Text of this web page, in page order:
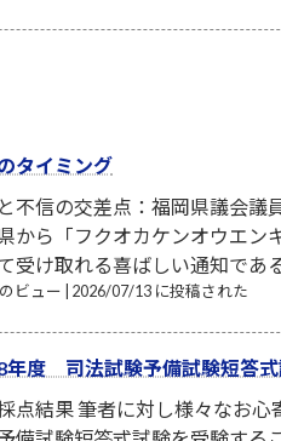
タイミング
不信の交差点：福岡県議会議
から「フクオカケンオウエン
受け取れる喜ばしい通知であ
ビュー 2026/07/13 に投稿された
年度 司法試験予備試験短答
点結果 筆者に対し様々なお